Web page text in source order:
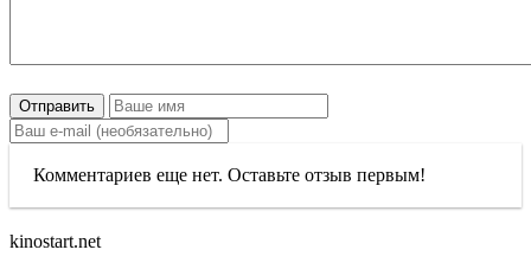
Отправить
Комментариев еще нет. Оставьте отзыв первым!
kinostart.net